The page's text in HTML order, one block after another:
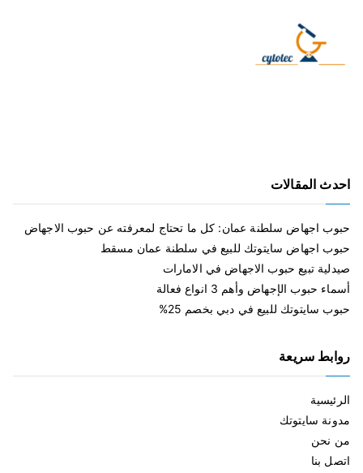
احدث المقالات
حبوب اجهاض سلطنة عمان: كل ما تحتاج لمعرفته عن حبوب الاجهاض
حبوب اجهاض سايتوتك للبيع في سلطنة عمان مسقط
صيدلية تبيع حبوب الاجهاض في الامارات
أسماء حبوب الإجهاض وأهم 3 انواع فعالة
حبوب سايتوتك للبيع في دبي بخصم 25%
روابط سريعة
الرئيسية
مدونة سايتوتك
من نحن
اتصل بنا